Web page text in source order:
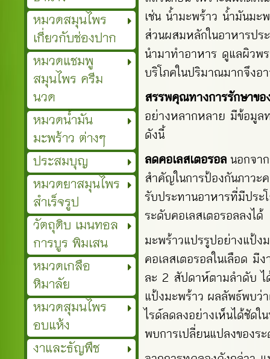
หมวดสมุนไพร
เกี่ยวกับช่องปาก
หมวดแชมพู
สมุนไพร ครีม
นวด
หมวดน้ำมัน
มะพร้าว ต่างๆ
ประสมบุญ
หมวดยาสมุนไพร
สำเร็จรูป
วัตถุดิบ เมนทอล
การบูร พิมเสน
หมวดเกลือ
หิมาลัย
หมวดสุมนไพร
อบแห้ง
งาและธัญพืช
เช่น น้ำมะพร้าว น้ำมันมะ
ส่วนผสมหลักในอาหารป
นำมาทำอาหาร ดูแลผิวพ
บริโภคในปริมาณมากจึงอ
สรรพคุณทางการรักษาข
อย่างหลากหลาย มีข้อมูล
ดังนี้
ลดคอเลสเตอรอลนอกจา
สำคัญในการป้องกันภาวะ
รับประทานอาหารที่มีประ
ระดับคอเลสเตอรอลลงได้
มะพร้าวแปรรูปอย่างแป้ง
คอเลสเตอรอลในเลือด
ละ 2 สัปดาห์ตามลำดับ ไ
แป้งมะพร้าว ผลลัพธ์พบว่
ไรด์ลดลงอย่างเห็นได้ชัด
พบการเปลี่ยนแปลงของร